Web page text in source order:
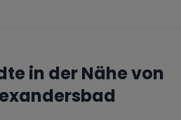
in der Nähe von